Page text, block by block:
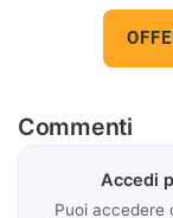
Commenti
Accedi
Puoi accedere